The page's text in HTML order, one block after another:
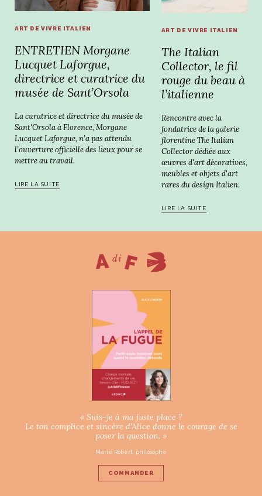
ART DE VIVRE ITALIEN
ENTRETIEN Morgane
Lucquet Laforgue,
directrice et curatrice du
musée de Sant’Orsola
La curatrice et directrice du musée de
Sant'Orsola à Florence, Morgane
Lucquet Laforgue, n’a pas attendu
l’ouverture officielle des lieux pour se
mettre au travail.
LIRE LA SUITE
ART DE VIVRE ITALIEN
The Italian
Collector, le fil
rouge du beau à
l’italienne
Rencontre avec la
fondatrice de la galerie
florentine The Italian
Collector dédiée aux
œuvres d'art décoratives,
meubles et objets d'art
rares du design Italien.
LIRE LA SUITE
« Suis-je à ma juste place ?
Le ton complice et sincère d’Alice donne le courage de se
poser la question. »
Marie Robert, philosophe
COMMANDER